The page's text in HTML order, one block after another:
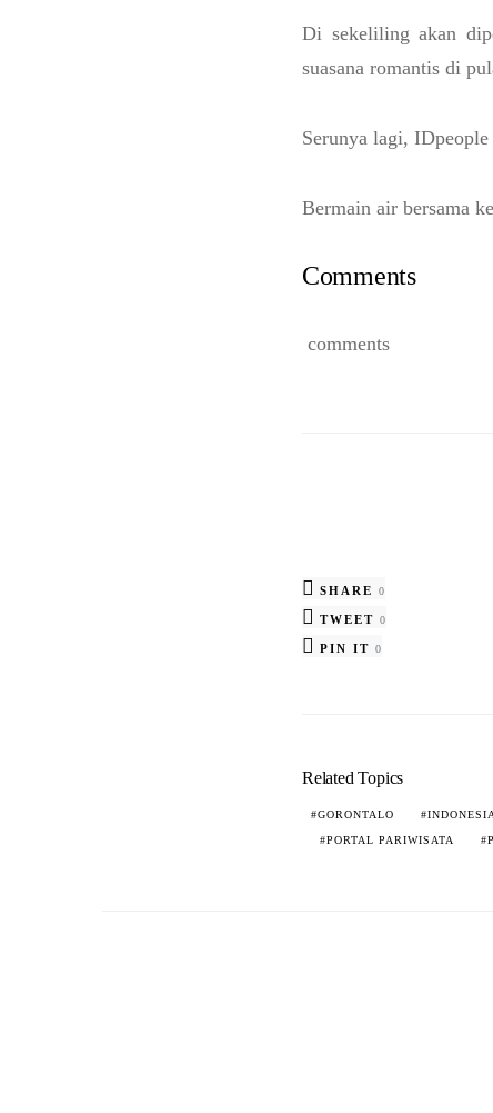
Di sekeliling akan
suasana romantis di
Serunya lagi,
Bermain air bersama
Comments
comments
SHARE
0
TWEET 0
PIN IT 0
Related Topics
GORONTALO
PORTAL PARIWISATA